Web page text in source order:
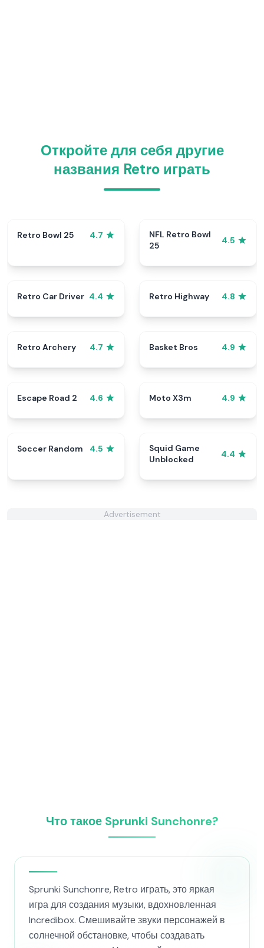
Откройте для себя другие
названия Retro играть
Retro Bowl 25 4.7
NFL Retro Bowl
25
4.5
Retro Car Driver 4.4 Retro Highway 4.8
Retro Archery 4.7 Basket Bros 4.9
Escape Road 2 4.6 Moto X3m 4.9
Soccer Random 4.5
Squid Game
Unblocked
4.4
Advertisement
Что такое Sprunki Sunchonre?
Sprunki Sunchonre, Retro играть, это яркая
игра для создания музыки, вдохновленная
Incredibox. Смешивайте звуки персонажей в
солнечной обстановке, чтобы создавать